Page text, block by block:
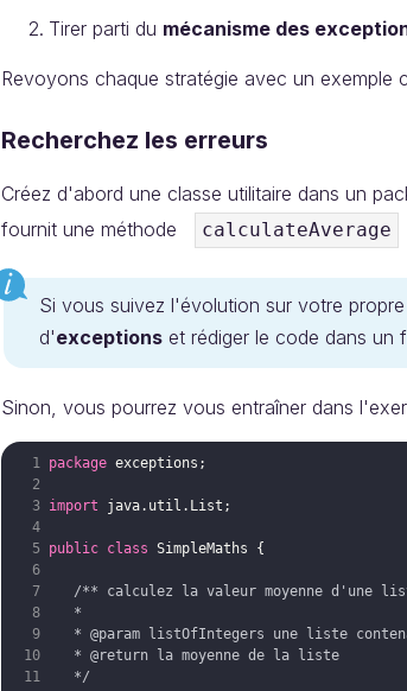
Tirer parti du mécanisme des
Revoyons chaque stratégie avec un exemple
Recherchez les erreurs
Créez d'abord une classe utilitaire dans un
fournit une méthode
calculateAverage
Si vous suivez l'évolution sur votre
d'exceptions et rédiger le code dans un
Sinon, vous pourrez vous entraîner dans
package exceptions
import java. util . List
public class SimpleMaths
/** calculez la valeur moyenne d'une
   *
   *
@param listOfIntegers une liste
   *
@return la moyenne de la liste
   */